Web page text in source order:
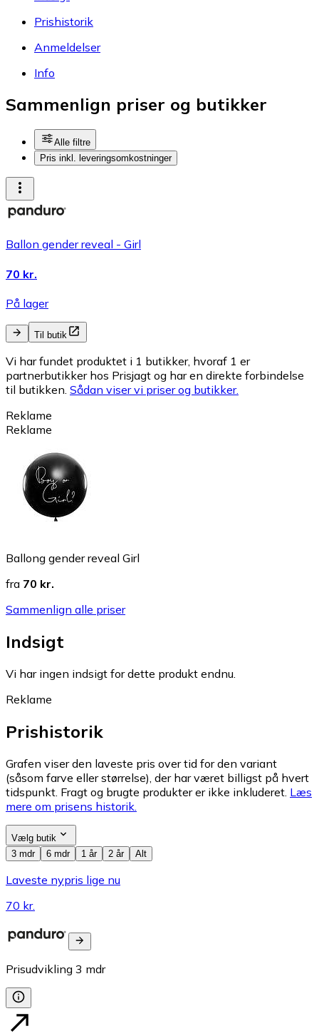
Prishistorik
Anmeldelser
Info
Sammenlign priser og butikker
Alle filtre
Pris inkl. leveringsomkostninger
Ballon gender reveal - Girl
70 kr.
På lager
Til butik
Vi har fundet produktet i 1 butikker, hvoraf 1 er
partnerbutikker hos Prisjagt og har en direkte forbindelse
til butikken. Sådan viser vi priser og butikker.
Reklame
Reklame
Ballong gender reveal Girl
fra 70 kr.
Sammenlign alle priser
Indsigt
Vi har ingen indsigt for dette produkt endnu.
Reklame
Prishistorik
Grafen viser den laveste pris over tid for den variant
(såsom farve eller størrelse), der har været billigst på hvert
tidspunkt. Fragt og brugte produkter er ikke inkluderet. Læs
mere om prisens historik.
Vælg butik
3 mdr
6 mdr 1 år 2 år Alt
Laveste nypris lige nu
70 kr.
Prisudvikling 3 mdr